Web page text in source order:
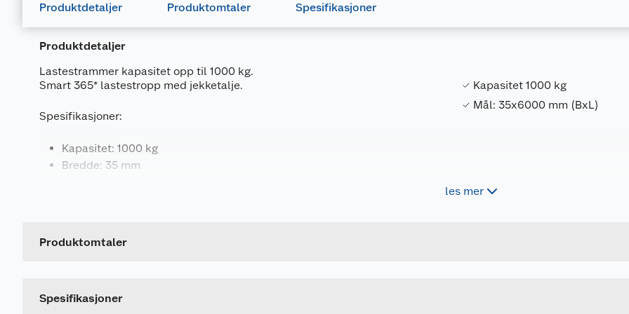
Produktdetaljer Produktomtaler Spesifikasjoner
Produktdetaljer
Lastestrammer kapasitet opp til 1000 kg.
Smart 365* lastestropp med jekketalje.
Spesifikasjoner:
Kapasitet: 1000 kg
Bredde: 35 mm
Kapasitet 1000 kg
Mål: 35x6000 mm (BxL)
les mer
Produktomtaler
Spesifikasjoner
Leverandørens artikkelnummer
Forpakningsmål